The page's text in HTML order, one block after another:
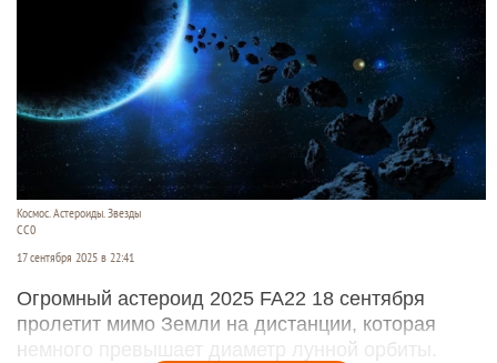
Космос. Астероиды. Звезды
СС0
17 сентября 2025 в 22:41
Огромный астероид 2025 FA22 18 сентября
пролетит мимо Земли на дистанции, которая
немного превышает диаметр лунной орбиты.